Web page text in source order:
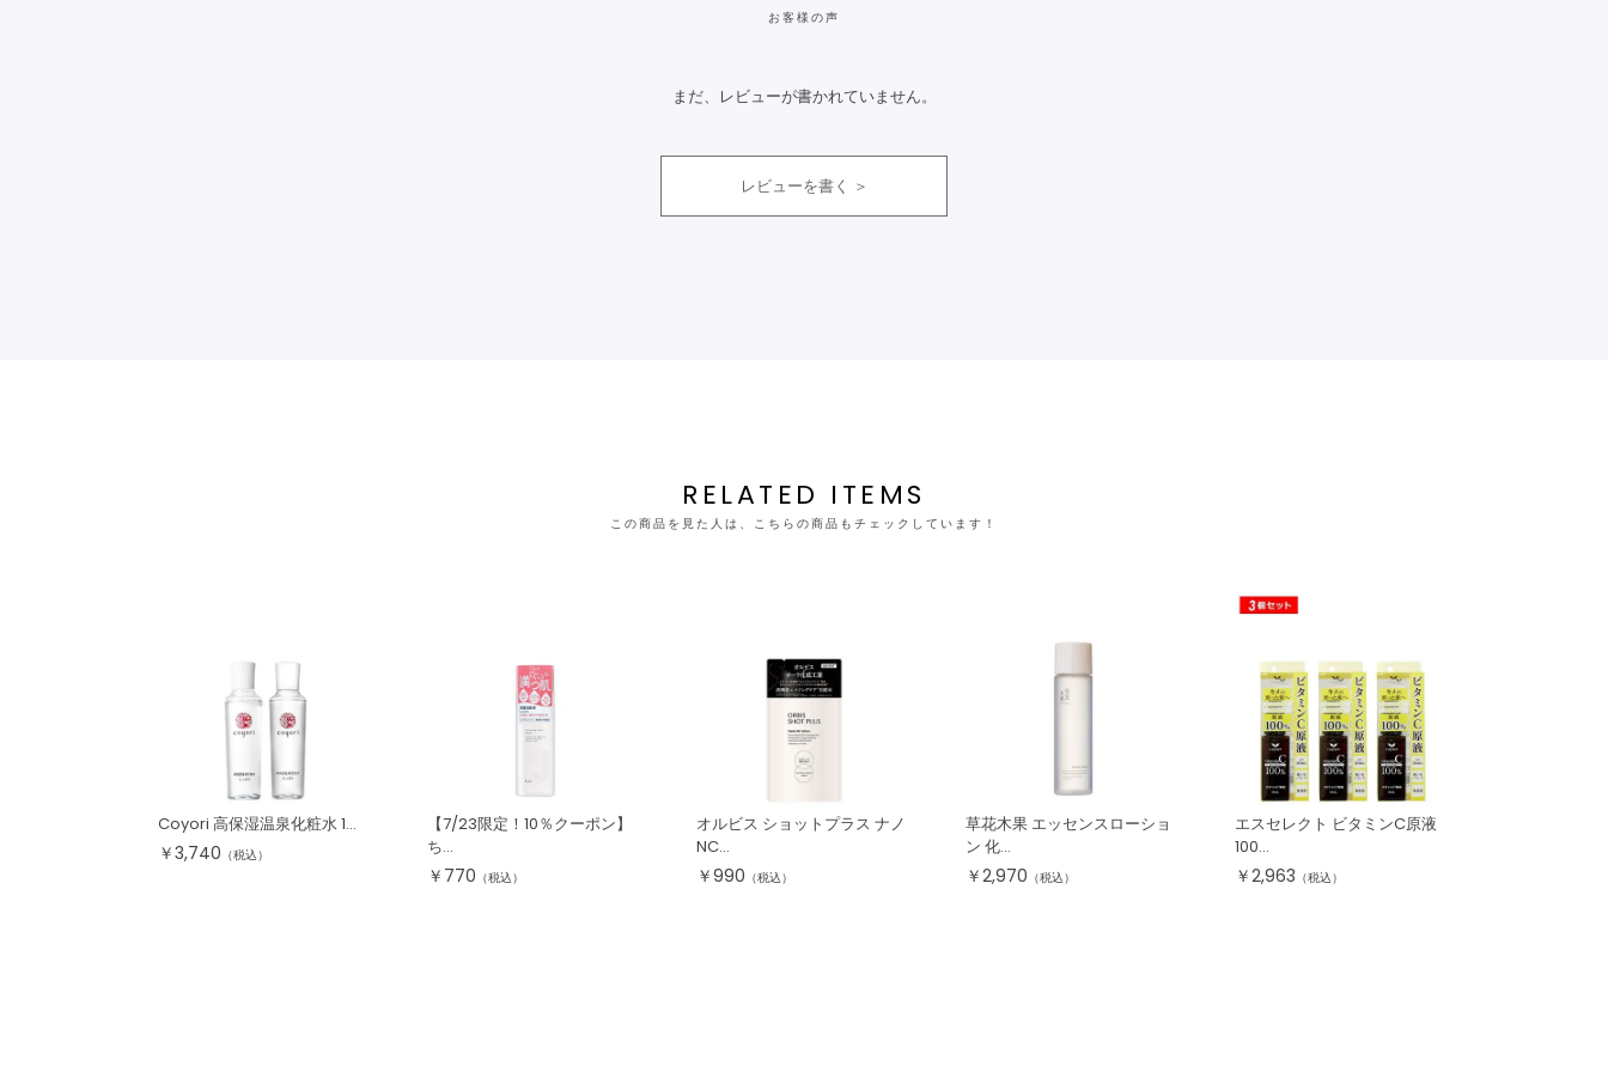
お客様の声
まだ、レビューが書かれていません。
レビューを書く
RELATED ITEMS
この商品を見た人は、こちらの商品もチェックしています！
Coyori 高保湿温泉化粧水 1...
￥3,740 （税込）
【7/23限定！10％クーポン】
ち...
￥ 770 （税込）
オルビス ショットプラス ナノ
NC...
￥990 （税込）
草花木果 エッセンスローショ
ン 化...
￥2,970 （税込）
エスセレクト ビタミンC原液
100...
￥2,963 （税込）